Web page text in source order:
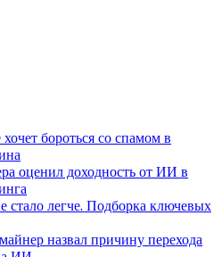
бороться со спамом в
оценил доходность от ИИ в
стало легче. Подборка ключевых
назвал причину перехода